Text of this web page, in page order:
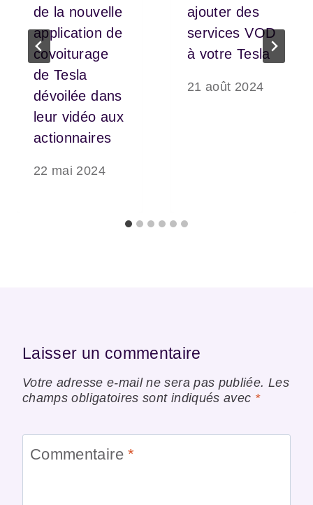
de la nouvelle
application de
covoiturage
de Tesla
dévoilée dans
leur vidéo aux
actionnaires
22 mai 2024
ajouter des
services VOD
à votre Tesla
21 août 2024
Laisser un commentaire
Votre adresse e-mail ne sera pas publiée. Les
champs obligatoires sont indiqués avec *
Commentaire*